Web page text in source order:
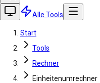
Alle Tools
Start
Tools
Rechner
Einheitenumrechner